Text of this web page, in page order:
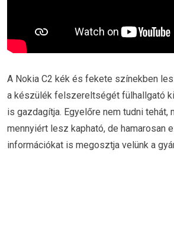
A Nokia C2 kék és fekete színekben
a készülék felszereltségét fülhallgató
is gazdagítja. Egyelőre nem tudni tehát,
mennyiért lesz kapható, de hamarosan
információkat is megosztja velünk a